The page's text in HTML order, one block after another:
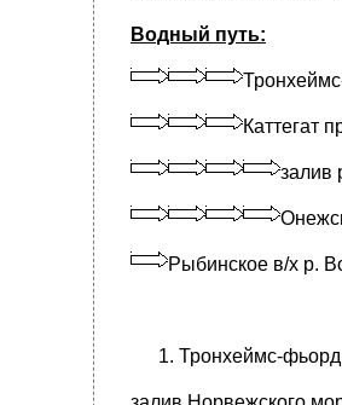
Водный путь:
Каттегат
залив
Рыбинское в/х р.
Тронхеймс-фьорд